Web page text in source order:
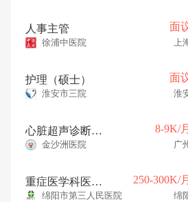
人事主管 面
徐浦中医院 上
护理（硕士） 面
淮安市三院 淮
心脏超声诊断医师 8-9K/月
金沙洲医院 广
重症医学科医师（博士年薪 25-30w） 250-300K/月
绵阳市第三人民医院 绵